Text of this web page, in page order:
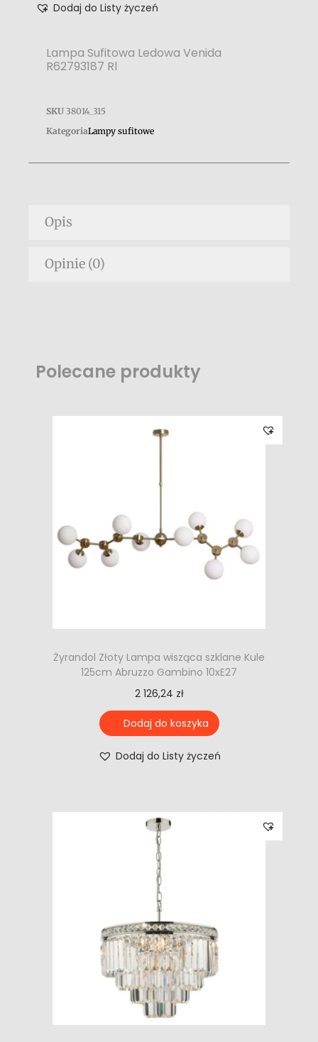
Dodaj do Listy życzeń
Lampa Sufitowa Ledowa Venida
R62793187 Rl
SKU 38014_315
KategoriaLampy sufitowe
Opis
Opinie (0)
Polecane produkty
Żyrandol Złoty Lampa wisząca szklane Kule
125cm Abruzzo Gambino 10xE27
2 126,24 zł
Dodaj do koszyka
Dodaj do Listy życzeń